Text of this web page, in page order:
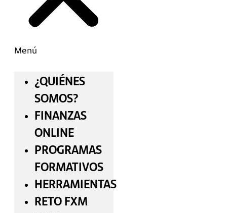
Menú
¿QUIÉNES
SOMOS?
FINANZAS
ONLINE
PROGRAMAS
FORMATIVOS
HERRAMIENTAS
RETO FXM